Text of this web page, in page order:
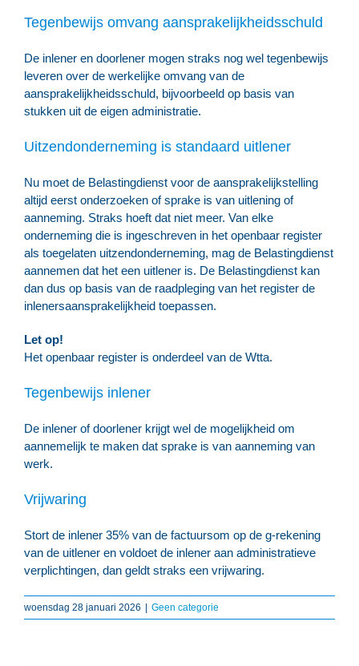
Tegenbewijs omvang aansprakelijkheidsschuld
De inlener en doorlener mogen straks nog wel tegenbewijs
leveren over de werkelijke omvang van de
aansprakelijkheidsschuld, bijvoorbeeld op basis van
stukken uit de eigen administratie.
Uitzendonderneming is standaard uitlener
Nu moet de Belastingdienst voor de aansprakelijkstelling
altijd eerst onderzoeken of sprake is van uitlening of
aanneming. Straks hoeft dat niet meer. Van elke
onderneming die is ingeschreven in het openbaar register
als toegelaten uitzendonderneming, mag de Belastingdienst
aannemen dat het een uitlener is. De Belastingdienst kan
dan dus op basis van de raadpleging van het register de
inlenersaansprakelijkheid toepassen.
Let op!
Het openbaar register is onderdeel van de Wtta.
Tegenbewijs inlener
De inlener of doorlener krijgt wel de mogelijkheid om
aannemelijk te maken dat sprake is van aanneming van
werk.
Vrijwaring
Stort de inlener 35% van de factuursom op de g-rekening
van de uitlener en voldoet de inlener aan administratieve
verplichtingen, dan geldt straks een vrijwaring.
woensdag 28 januari 2026 | Geen categorie